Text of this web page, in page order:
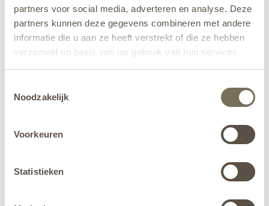
partners voor social media, adverteren en analyse. Deze
partners kunnen deze gegevens combineren met andere
informatie die u aan ze heeft verstrekt of die ze hebben
verzameld op basis van uw gebruik van hun services.
jehier.
Noodzakelijk
Voorkeuren
Statistieken